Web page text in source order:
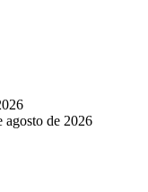
agosto de 2026